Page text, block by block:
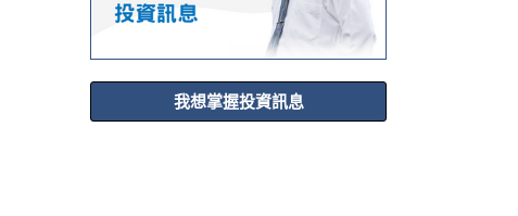
我想掌握投資訊息